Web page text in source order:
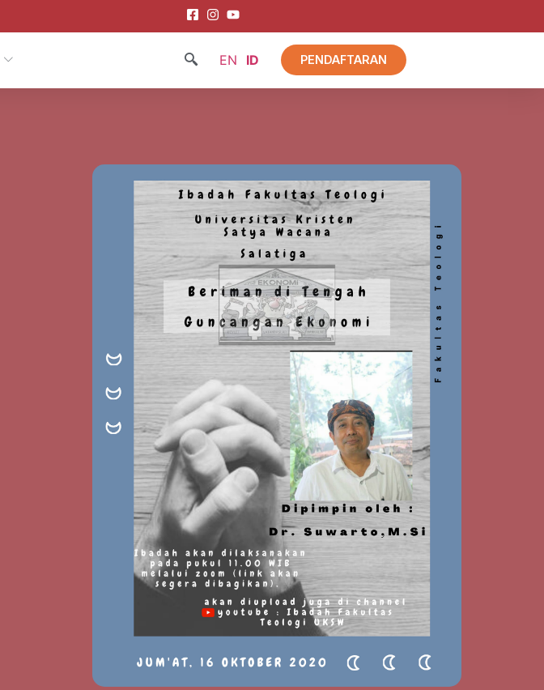
EN ID PENDAFTARAN